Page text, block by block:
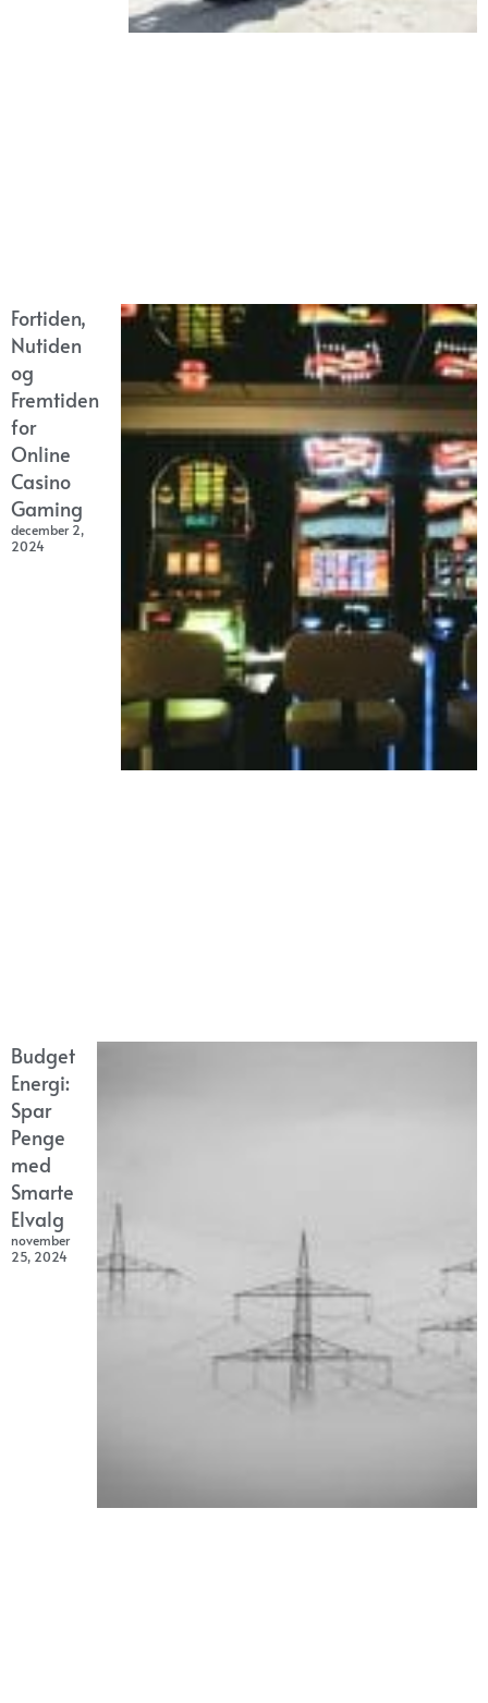
Fortiden,
Nutiden
og
Fremtiden
for
Online
Casino
Gaming
december 2,
2024
Budget
Energi:
Spar
Penge
med
Smarte
Elvalg
november
25, 2024